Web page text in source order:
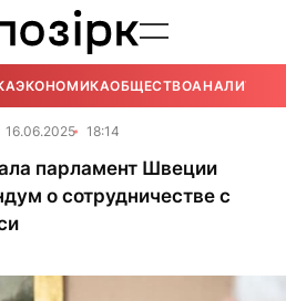
ЭКОНОМИКАОБЩЕСТВОАНАЛИТИКА
16.06.2025 18:14
парламент Швеции
о сотрудничестве с